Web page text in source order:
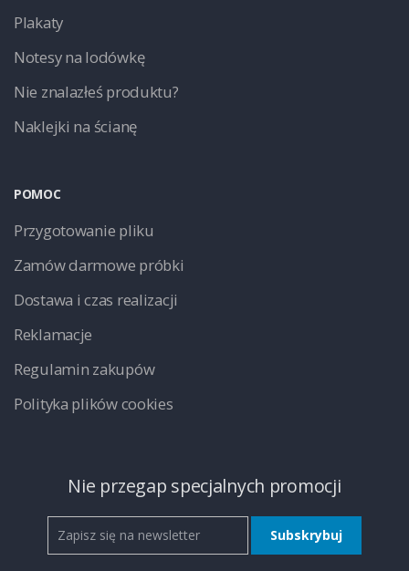
Plakaty
Notesy na lodówkę
Nie znalazłeś produktu?
Naklejki na ścianę
POMOC
Przygotowanie pliku
Zamów darmowe próbki
Dostawa i czas realizacji
Reklamacje
Regulamin zakupów
Polityka plików cookies
Nie przegap specjalnych promocji